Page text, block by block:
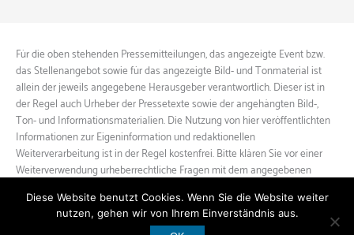
Für die oben stehenden Pressemitteilungen, das angezeigte Event bzw.
das Stellenangebot sowie für das angezeigte Bild- und Tonmaterial ist
allein der jeweils angegebene Herausgeber verantwortlich. Dieser ist in
der Regel auch Urheber der Pressetexte sowie der angehängten Bild-,
Ton- und Informationsmaterialien. Die Nutzung von hier veröffentlichten
Informationen zur Eigeninformation und redaktionellen
Weiterverarbeitung ist in der Regel kostenfrei. Bitte klären Sie vor einer
Weiterverwendung urheberrechtliche Fragen mit dem angegebenen
Diese Website benutzt Cookies. Wenn Sie die Website weiter
nutzen, gehen wir von Ihrem Einverständnis aus.